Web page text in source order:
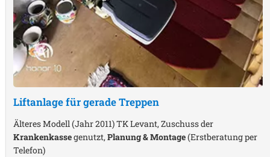
Liftanlage für gerade Treppen
Älteres Modell (Jahr 2011) TK Levant, Zuschuss der
Krankenkassegenutzt,Planung & Montage(Erstberatung per
Telefon)